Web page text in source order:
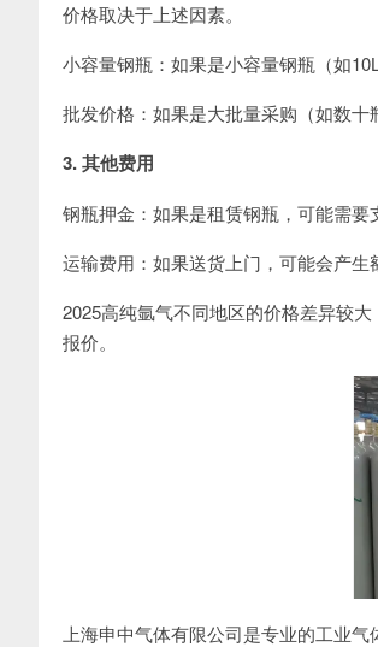
价格取决于上述因素。
小容量钢瓶：如果是小容量钢瓶（如
批发价格：如果是大批量采购（如数十
3. 其他费用
钢瓶押金：如果是租赁钢瓶，可能需要
运输费用：如果送货上门，可能会产生
2025高纯氩气不同地区的价格差异较
报价。
上海申中气体有限公司是专业的工业